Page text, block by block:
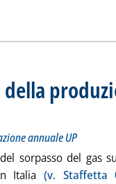
dati sul 2016 nella relazione
2017 alle 10.44.
annuale UP
sorpasso del gas
Italia (v. Staffetta